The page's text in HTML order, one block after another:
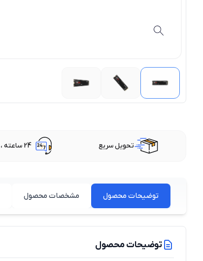
تحویل سریع 24 ساعته ، 7 روز هفته
توضیحات محصول مشخصات محصول
توضیحات محصول